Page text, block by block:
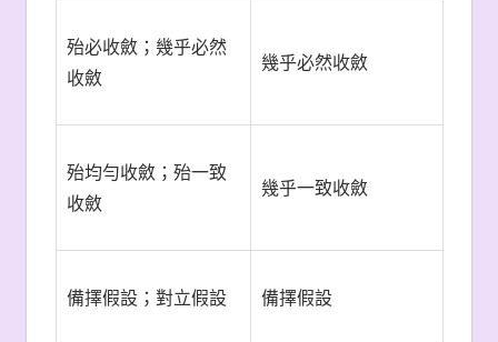
殆必收斂；幾乎必然
收斂
幾乎必然收斂
殆均勻收斂；殆一致
收斂
幾乎一致收斂
備擇假設；對立假設 備擇假設